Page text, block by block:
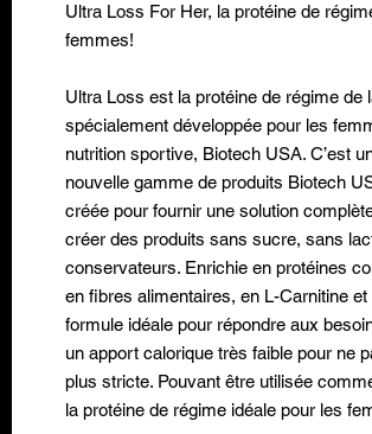
Ultra Loss For Her, la protéine de
femmes!
Ultra Loss est la protéine de régime
spécialement développée pour les
nutrition sportive, Biotech USA. C’est
nouvelle gamme de produits Biotech
créée pour fournir une solution
créer des produits sans sucre, sans
conservateurs. Enrichie en protéines
en fibres alimentaires, en L-Carnitine
formule idéale pour répondre aux
un apport calorique très faible pour ne
plus stricte. Pouvant être utilisée
la protéine de régime idéale pour les